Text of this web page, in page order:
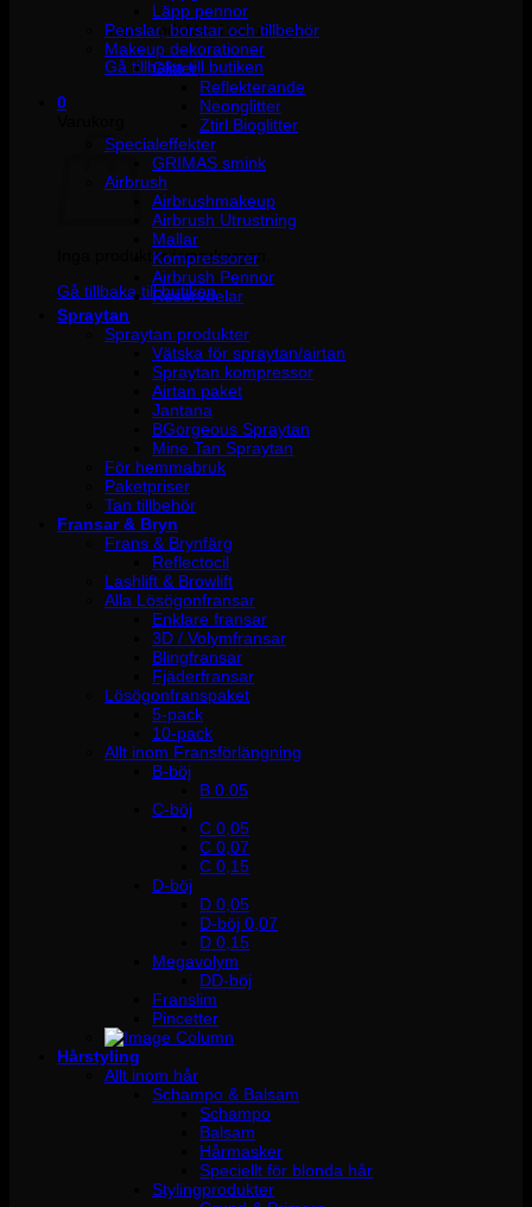
Inga produkter i varukorgen.
Gå tillbaka till butiken
0
Inga produkter i varukorgen.
Gå tillbaka till butiken
Läpp pennor
Penslar, borstar och tillbehör
Makeup dekorationer
Glitter
Reflekterande
Neonglitter
Ztirl Bioglitter
Specialeffekter
GRIMAS smink
Airbrush
Airbrushmakeup
Airbrush Utrustning
Mallar
Kompressorer
Airbrush Pennor
Reservdelar
Spraytan
Spraytan produkter
Vätska för spraytan/airtan
Spraytan kompressor
Airtan paket
Jantana
BGorgeous Spraytan
Mine Tan Spraytan
För hemmabruk
Paketpriser
Tan tillbehör
Fransar & Bryn
Frans & Brynfärg
Reflectocil
Lashlift & Browlift
Alla Lösögonfransar
Enklare fransar
3D / Volymfransar
Blingfransar
Fjäderfransar
Lösögonfranspaket
5-pack
10-pack
Allt inom Fransförlängning
B-böj
B 0.05
C-böj
C 0,05
C 0,07
C 0,15
D-böj
D 0,05
D-böj 0,07
D 0,15
Megavolym
DD-böj
Franslim
Pincetter
Hårstyling
Allt inom hår
Schampo & Balsam
Schampo
Balsam
Hårmasker
Speciellt för blonda hår
Stylingprodukter